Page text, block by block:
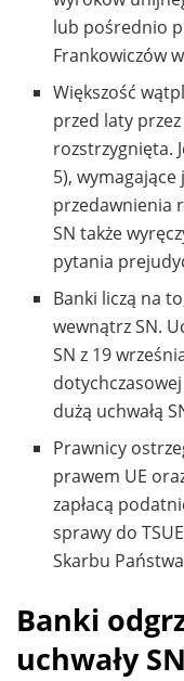
lub pośrednio
Frankowiczów
Większość
przed laty przez
rozstrzygnięta.
5),
przedawnienia
SN także
pytania
Banki liczą na
wewnątrz SN.
SN z 19
dużą uchwałą
Prawnicy
prawem UE
zapłacą
sprawy do
Skarbu
Banki
uchwały SN